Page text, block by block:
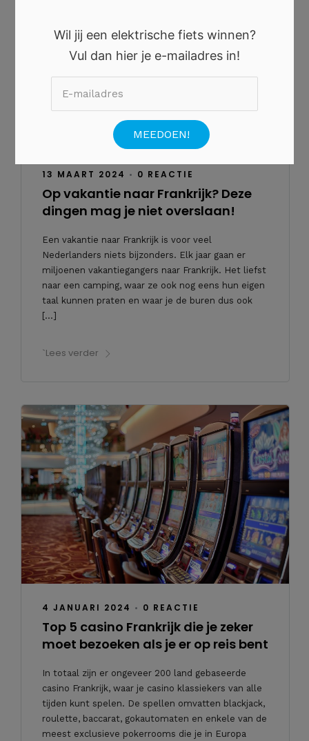
13 MAART 2024 • 0 REACTIE
Op vakantie naar Frankrijk? Deze
dingen mag je niet overslaan!
Een vakantie naar Frankrijk is voor veel
Nederlanders niets bijzonders. Elk jaar gaan er
miljoenen vakantiegangers naar Frankrijk. Het liefst
naar een camping, waar ze ook nog eens hun eigen
taal kunnen praten en waar je de buren dus ook
[…]
`Lees verder
4 JANUARI 2024 • 0 REACTIE
Top 5 casino Frankrijk die je zeker
moet bezoeken als je er op reis bent
In totaal zijn er ongeveer 200 land gebaseerde
casino Frankrijk, waar je casino klassiekers van alle
tijden kunt spelen. De spellen omvatten blackjack,
roulette, baccarat, gokautomaten en enkele van de
meest exclusieve pokerrooms die je in Europa
Wil jij een elektrische fiets winnen?
Vul dan hier je e-mailadres in!